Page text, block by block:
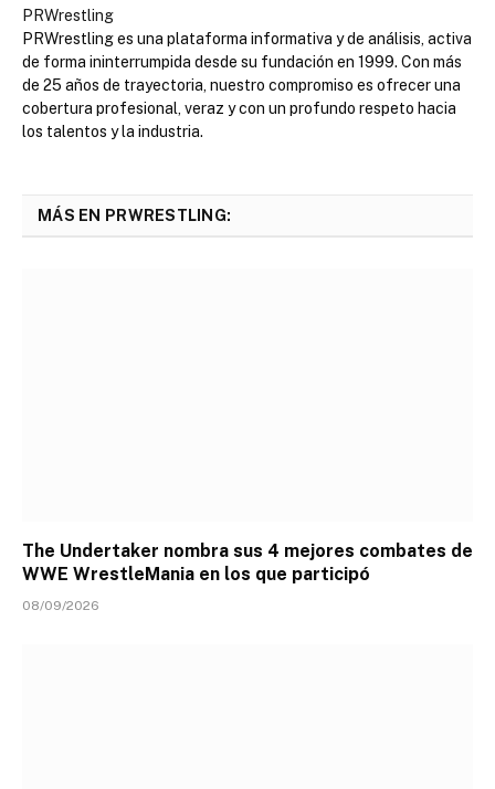
PRWrestling
PRWrestling es una plataforma informativa y de análisis, activa
de forma ininterrumpida desde su fundación en 1999. Con más
de 25 años de trayectoria, nuestro compromiso es ofrecer una
cobertura profesional, veraz y con un profundo respeto hacia
los talentos y la industria.
MÁS EN PRWRESTLING:
The Undertaker nombra sus 4 mejores combates de
WWE WrestleMania en los que participó
08/09/2026